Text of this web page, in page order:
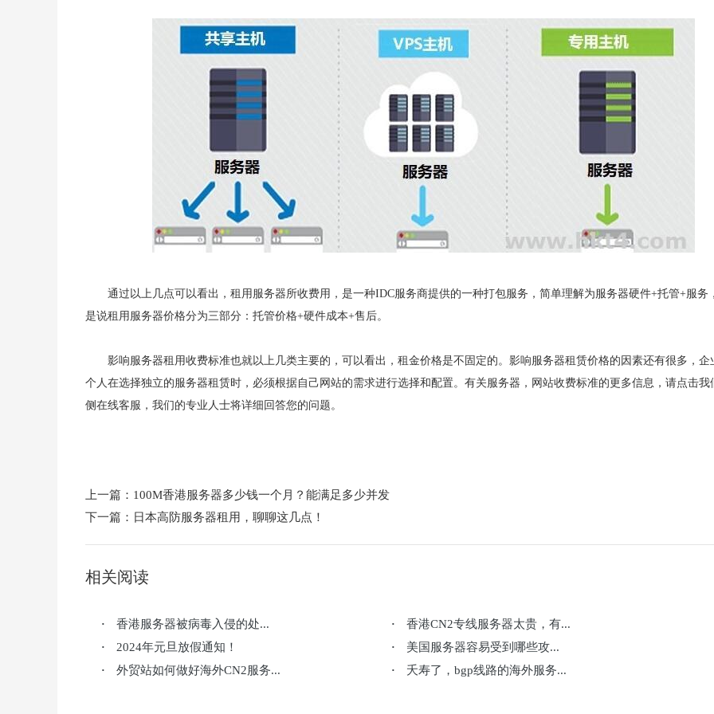
通过以上几点可以看出，租用服务器所收费用，是一种IDC服务商提供的一种打包服务，简单理解为服务器硬件+托管+服务
是说租用服务器价格分为三部分：托管价格+硬件成本+售后。
影响服务器租用收费标准也就以上几类主要的，可以看出，租金价格是不固定的。影响服务器租赁价格的因素还有很多，企
个人在选择独立的服务器租赁时，必须根据自己网站的需求进行选择和配置。有关服务器，网站收费标准的更多信息，请点击我
侧在线客服，我们的专业人士将详细回答您的问题。
上一篇： 100M香港服务器多少钱一个月？能满足多少并发
下一篇： 日本高防服务器租用，聊聊这几点！
相关阅读
· 香港服务器被病毒入侵的处... · 香港CN2专线服务器太贵，有...
· 2024年元旦放假通知！ · 美国服务器容易受到哪些攻...
· 外贸站如何做好海外CN2服务... · 夭寿了，bgp线路的海外服务...